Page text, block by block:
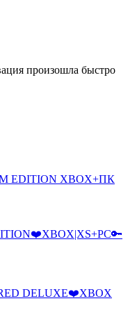
произошла быстро
EDITION XBOX+ПК
DELUXE❤️XBOX